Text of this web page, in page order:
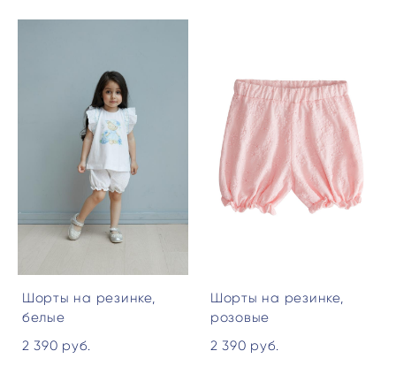
Шорты на резинке,
белые
2 390 pуб.
Шорты на резинке,
розовые
2 390 pуб.